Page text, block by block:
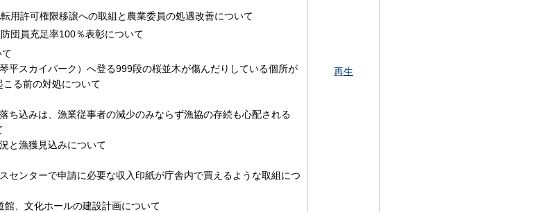
用許可権限移譲への取組と農業委員の処遇改善について
団員充足率100％表彰について
平スカイパーク）へ登る999段の桜並木が傷んだりしている個所が
る前の対処について
ち込みは、漁業従事者の減少のみならず漁協の存続も心配される
と漁獲見込みについて
センターで申請に必要な収入印紙が庁舎内で買えるような取組につ
館、文化ホールの建設計画について
再生